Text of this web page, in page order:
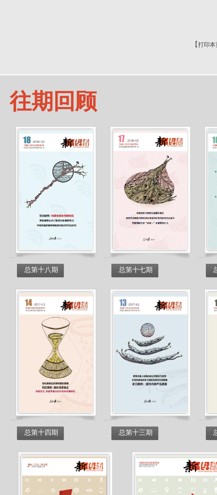
【 打印本
往期回顾
总第十八期 总第十七期
总第十四期 总第十三期